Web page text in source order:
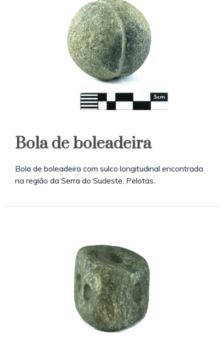
Bola de boleadeira
Bola de boleadeira com sulco longitudinal encontrada
na região da Serra do Sudeste, Pelotas.